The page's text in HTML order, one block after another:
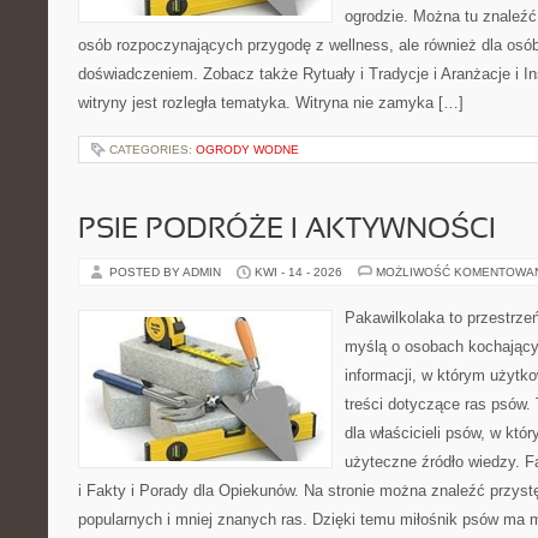
ogrodzie. Można tu
osób rozpoczynających przygodę z wellness, ale również dla
doświadczeniem. Zobacz także Rytuały i Tradycje i Aranżacje i
witryny jest rozległa tematyka. Witryna nie zamyka […]
CATEGORIES: OGRODY WODNE
PSIE PODRÓŻE I AKTYWNOŚCI
POSTED BY ADMIN KWI - 14 - 2026 MOŻLIWOŚĆ
Pakawilkolaka to
myślą o osobach
informacji, w którym
treści dotyczące ras psów.
dla właścicieli psów, w
użyteczne źródło wiedzy.
i Fakty i Porady dla Opiekunów. Na stronie można znaleźć
popularnych i mniej znanych ras. Dzięki temu miłośnik psów ma